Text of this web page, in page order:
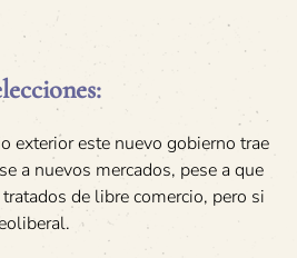
exterior este nuevo gobierno trae
a nuevos mercados, pese a que
de libre comercio, pero si